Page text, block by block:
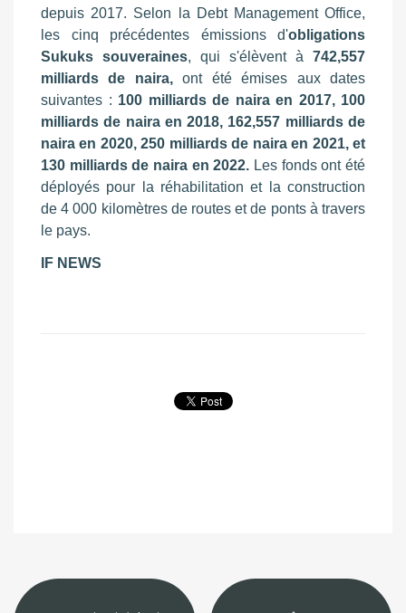
depuis 2017. Selon la Debt Management Office,
les cinq précédentes émissions d'obligations
Sukuks souveraines, qui s'élèvent à 742,557
milliards de naira,ont été émises aux dates
suivantes : 100 milliards de naira en 2017, 100
milliards de naira en 2018, 162,557 milliards de
naira en 2020, 250 milliards de naira en 2021, et
130 milliards de naira en 2022. Les fonds ont été
déployés pour la réhabilitation et la construction
de 4 000 kilomètres de routes et de ponts à travers
le pays.
IF NEWS